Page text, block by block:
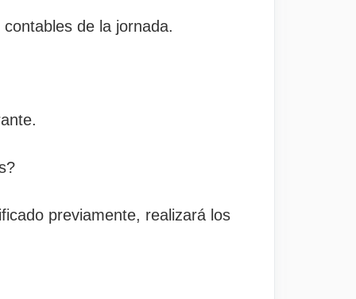
de la jornada.
previamente, realizará los